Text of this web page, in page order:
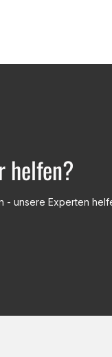
helfen?
- unsere Experten